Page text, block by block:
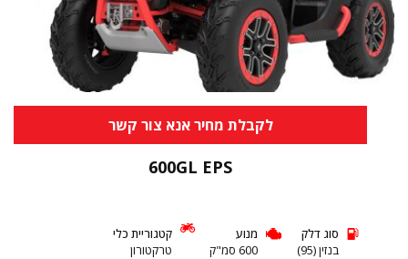
לקבלת מחיר אנא צור קשר
600GL EPS
סוג דלק
בנזין (95)
מנוע
600 סמ"ק
קטגוריית כלי
טרקטורון